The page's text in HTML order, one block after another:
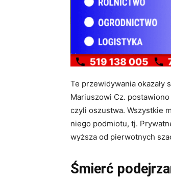
Te przewidywania okazały
Mariuszowi Cz.
czyli oszustwa. Wszystkie
niego podmiotu, tj.
wyższa od pierwotnych
Śmierć